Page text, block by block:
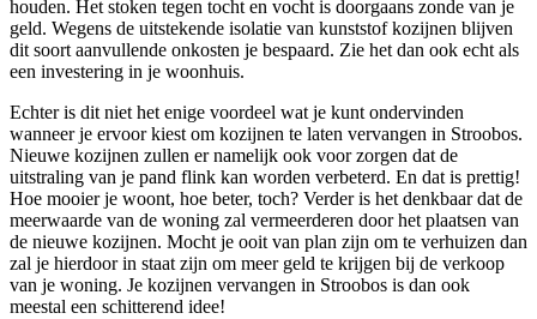
houden. Het stoken tegen tocht en vocht is doorgaans zonde van je
geld. Wegens de uitstekende isolatie van kunststof kozijnen blijven
dit soort aanvullende onkosten je bespaard. Zie het dan ook echt als
een investering in je woonhuis.
Echter is dit niet het enige voordeel wat je kunt ondervinden
wanneer je ervoor kiest om kozijnen te laten vervangen in Stroobos.
Nieuwe kozijnen zullen er namelijk ook voor zorgen dat de
uitstraling van je pand flink kan worden verbeterd. En dat is prettig!
Hoe mooier je woont, hoe beter, toch? Verder is het denkbaar dat de
meerwaarde van de woning zal vermeerderen door het plaatsen van
de nieuwe kozijnen. Mocht je ooit van plan zijn om te verhuizen dan
zal je hierdoor in staat zijn om meer geld te krijgen bij de verkoop
van je woning. Je kozijnen vervangen in Stroobos is dan ook
meestal een schitterend idee!